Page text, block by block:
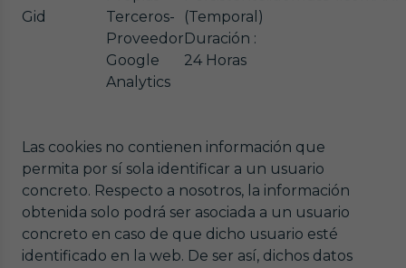
Gid
Terceros-
Proveedor
Google
Analytics
(Temporal)
Duración :
24 Horas
Las cookies no contienen información que
permita por sí sola identificar a un usuario
concreto. Respecto a nosotros, la información
obtenida solo podrá ser asociada a un usuario
concreto en caso de que dicho usuario esté
identificado en la web. De ser así, dichos datos